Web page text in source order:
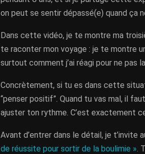
on peut se sentir dépassé(e) quand ça
Dans cette vidéo, je te montre ma
te raconter mon voyage : je te montre
surtout comment j’ai réagi pour ne pas
Concrètement, si tu es dans cette
“penser positif”. Quand tu vas mal, il
ajuster ton rythme. C’est exactement
Avant d’entrer dans le détail, je t’invite
de réussite pour sortir de la boulimie ».